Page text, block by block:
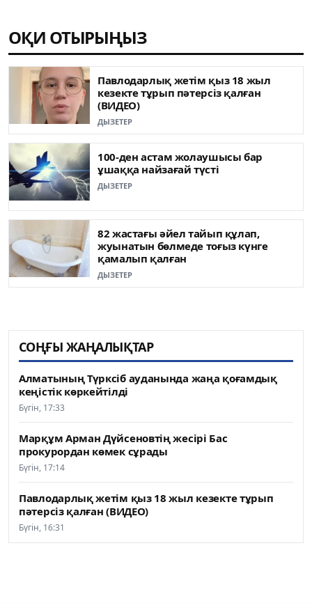
ОҚИ ОТЫРЫҢЫЗ
Павлодарлық жетім қыз 18 жыл
кезекте тұрып пәтерсіз қалған
(ВИДЕО)
ДЫЗЕТЕР
100-ден астам жолаушысы бар
ұшаққа найзағай түсті
ДЫЗЕТЕР
82 жастағы әйел тайып құлап,
жуынатын бөлмеде тоғыз күнге
қамалып қалған
ДЫЗЕТЕР
СОҢҒЫ ЖАҢАЛЫҚТАР
Алматының Түрксіб ауданында жаңа қоғамдық
кеңістік көркейтілді
Бүгін, 17:33
Марқұм Арман Дүйсеновтің жесірі Бас
прокурордан көмек сұрады
Бүгін, 17:14
Павлодарлық жетім қыз 18 жыл кезекте тұрып
пәтерсіз қалған (ВИДЕО)
Бүгін, 16:31